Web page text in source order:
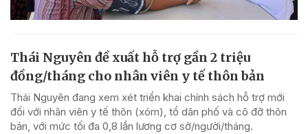
Thái Nguyên đề xuất hỗ trợ gần 2 triệu
đồng/tháng cho nhân viên y tế thôn bản
Thái Nguyên đang xem xét triển khai chính sách hỗ trợ mới
đối với nhân viên y tế thôn (xóm), tổ dân phố và cô đỡ thôn
bản, với mức tối đa 0,8 lần lương cơ sở/người/tháng.